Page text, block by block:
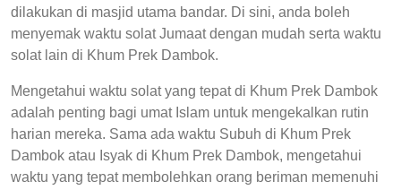
dilakukan di masjid utama bandar. Di sini, anda boleh
menyemak waktu solat Jumaat dengan mudah serta waktu
solat lain di Khum Prek Dambok.
Mengetahui waktu solat yang tepat di Khum Prek Dambok
adalah penting bagi umat Islam untuk mengekalkan rutin
harian mereka. Sama ada waktu Subuh di Khum Prek
Dambok atau Isyak di Khum Prek Dambok, mengetahui
waktu yang tepat membolehkan orang beriman memenuhi